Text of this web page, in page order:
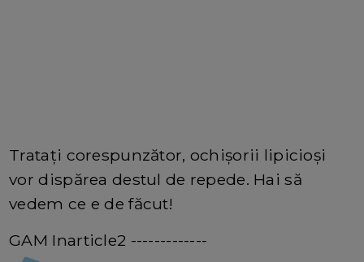
Tratați corespunzător, ochișorii lipicioși
vor dispărea destul de repede. Hai să
vedem ce e de făcut!
GAM Inarticle2 -------------